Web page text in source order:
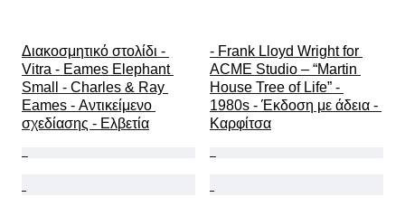
Διακοσμητικό στολίδι -
Vitra - Eames Elephant
Small - Charles & Ray
Eames - Αντικείμενο
σχεδίασης - Ελβετία
- Frank Lloyd Wright for
ACME Studio – “Martin
House Tree of Life” -
1980s - Έκδοση με άδεια -
Καρφίτσα